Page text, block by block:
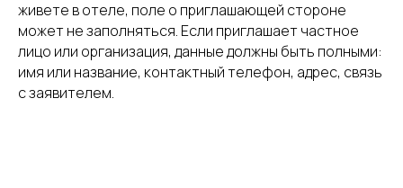
живете в отеле, поле о приглашающей стороне
может не заполняться. Если приглашает частное
лицо или организация, данные должны быть полными:
имя или название, контактный телефон, адрес, связь
с заявителем.